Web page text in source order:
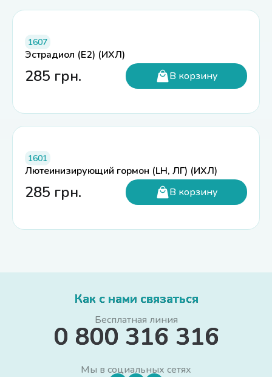
1607
Эстрадиол (E2) (ИХЛ)
285 грн. В корзину
1601
Лютеинизирующий гормон (LH, ЛГ) (ИХЛ)
285 грн. В корзину
Как с нами связаться
Бесплатная линия
0 800 316 316
Мы в социальных сетях